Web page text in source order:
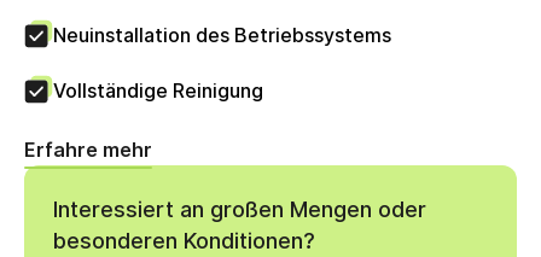
Neuinstallation des Betriebssystems
Vollständige Reinigung
Erfahre mehr
Interessiert an großen Mengen oder
besonderen Konditionen?